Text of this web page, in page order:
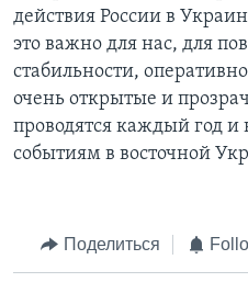
действия России в
это важно для нас, для
стабильности,
очень открытые и
проводятся каждый год
событиям в восточной
Поделиться